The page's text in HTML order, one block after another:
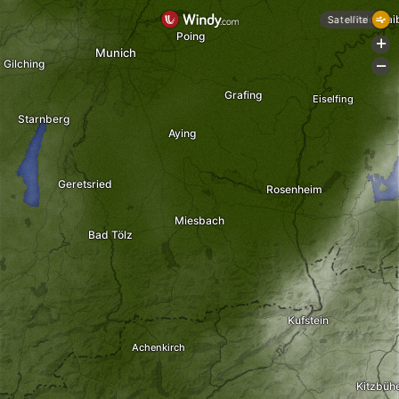
Miesbach
Bad Tölz
Achenkirch
Aying
Geretsried Rosenheim
Kufstein
Munich
Poing
Gilching
Starnberg
Eiselfing
Grafing
Satellite
+
-